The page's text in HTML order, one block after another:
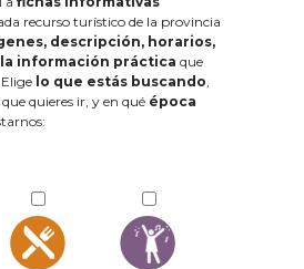
recurso turístico de la provincia
descripción, horarios,
información práctica que
lo que estás buscando,
que quieres ir, y en qué época